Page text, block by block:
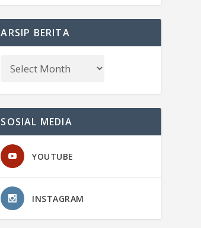
ARSIP BERITA
SOSIAL MEDIA
YOUTUBE
INSTAGRAM